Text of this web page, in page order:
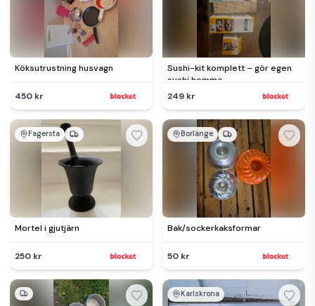
Köksutrustning husvagn
450 kr
Sushi-kit komplett – gör egen
sushi hemma
249 kr
Fagersta
Mortel i gjutjärn
250 kr
Borlänge
Bak/sockerkaksformar
50 kr
Karlskrona